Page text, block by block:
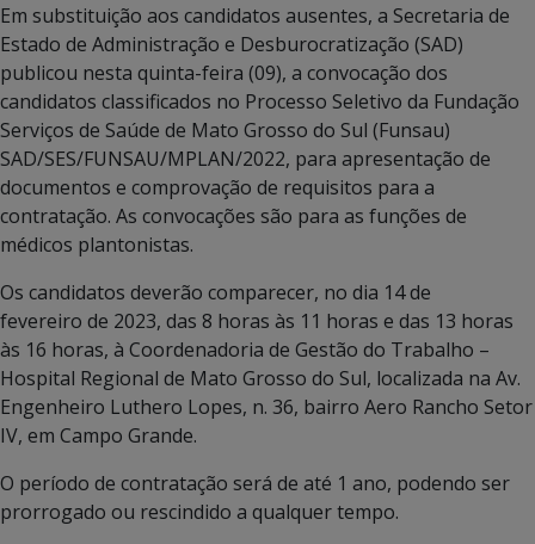
Em substituição aos candidatos ausentes, a Secretaria de
Estado de Administração e Desburocratização (SAD)
publicou nesta quinta-feira (09), a convocação dos
candidatos classificados no Processo Seletivo da Fundação
Serviços de Saúde de Mato Grosso do Sul (Funsau)
SAD/SES/FUNSAU/MPLAN/2022, para apresentação de
documentos e comprovação de requisitos para a
contratação. As convocações são para as funções de
médicos plantonistas.
Os candidatos deverão comparecer, no dia 14 de
fevereiro de 2023, das 8 horas às 11 horas e das 13 horas
às 16 horas, à Coordenadoria de Gestão do Trabalho –
Hospital Regional de Mato Grosso do Sul, localizada na Av.
Engenheiro Luthero Lopes, n. 36, bairro Aero Rancho Setor
IV, em Campo Grande.
O período de contratação será de até 1 ano, podendo ser
prorrogado ou rescindido a qualquer tempo.